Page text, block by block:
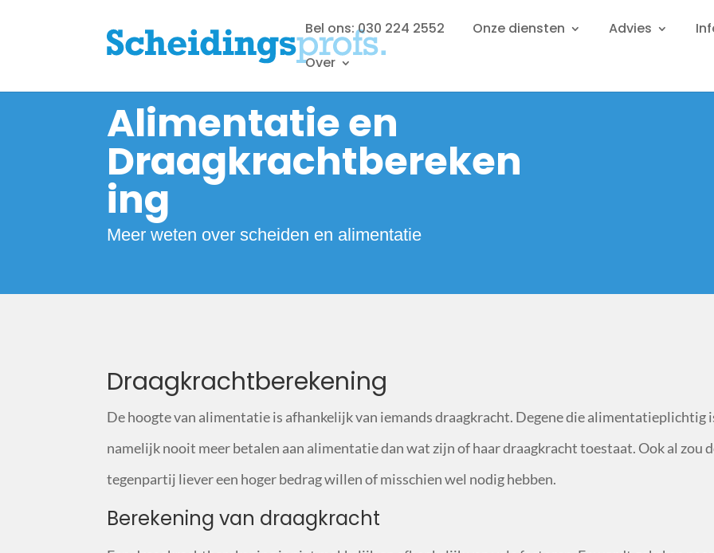
Bel ons: 030 224 2552 Onze diensten Advies
Over
Alimentatie en
Draagkrachtbereken
ing
Meer weten over scheiden en alimentatie
Draagkrachtberekening
De hoogte van alimentatie is afhankelijk van iemands draagkracht. Degene die alimentatieplichtig
namelijk nooit meer betalen aan alimentatie dan wat zijn of haar draagkracht toestaat. Ook al zou
tegenpartij liever een hoger bedrag willen of misschien wel nodig hebben.
Berekening van draagkracht